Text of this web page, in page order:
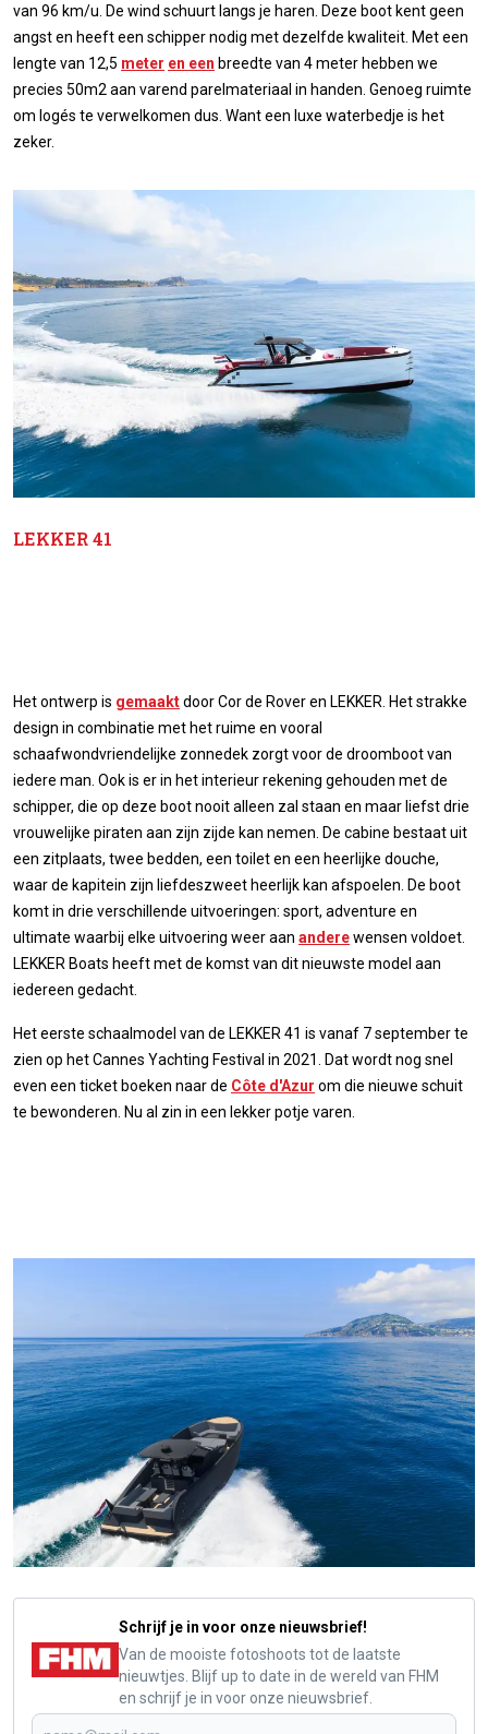
van 96 km/u. De wind schuurt langs je haren. Deze boot kent geen
angst en heeft een schipper nodig met dezelfde kwaliteit. Met een
lengte van 12,5 meter en een breedte van 4 meter hebben we
precies 50m2 aan varend parelmateriaal in handen. Genoeg ruimte
om logés te verwelkomen dus. Want een luxe waterbedje is het
zeker.
LEKKER 41
Het ontwerp is gemaaktdoor Cor de Rover en LEKKER. Het strakke
design in combinatie met het ruime en vooral
schaafwondvriendelijke zonnedek zorgt voor de droomboot van
iedere man. Ook is er in het interieur rekening gehouden met de
schipper, die op deze boot nooit alleen zal staan en maar liefst drie
vrouwelijke piraten aan zijn zijde kan nemen. De cabine bestaat uit
een zitplaats, twee bedden, een toilet en een heerlijke douche,
waar de kapitein zijn liefdeszweet heerlijk kan afspoelen. De boot
komt in drie verschillende uitvoeringen: sport, adventure en
ultimate waarbij elke uitvoering weer aan anderewensen voldoet.
LEKKER Boats heeft met de komst van dit nieuwste model aan
iedereen gedacht.
Het eerste schaalmodel van de LEKKER 41 is vanaf 7 september te
zien op het Cannes Yachting Festival in 2021. Dat wordt nog snel
even een ticket boeken naar de Côte d'Azur om die nieuwe schuit
te bewonderen. Nu al zin in een lekker potje varen.
Schrijf je in voor onze nieuwsbrief!
Van de mooiste fotoshoots tot de laatste
nieuwtjes. Blijf up to date in de wereld van FHM
en schrijf je in voor onze nieuwsbrief.